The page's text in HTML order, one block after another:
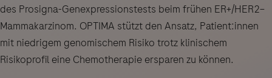
des Prosigna-Genexpressionstests beim frühen ER+/HER2−
Mammakarzinom. OPTIMA stützt den Ansatz, Patient:innen
mit niedrigem genomischem Risiko trotz klinischem
Risikoprofil eine Chemotherapie ersparen zu können.